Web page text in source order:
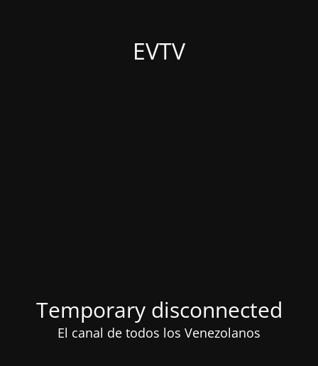
EVTV
Temporary disconnected
El canal de todos los Venezolanos